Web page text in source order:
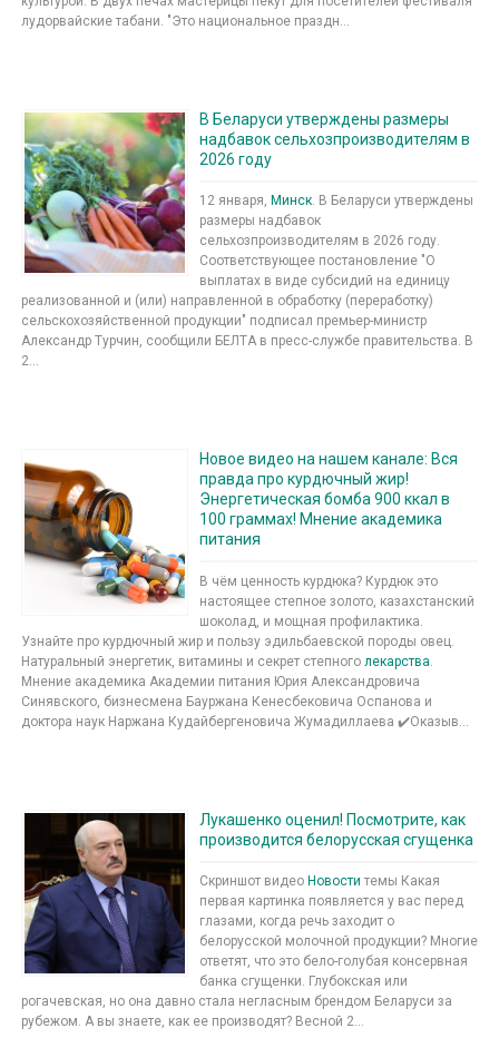
лудорвайские табани. "Это национальное праздн...
В Беларуси утверждены размеры
надбавок сельхозпроизводителям в
2026 году
12 января, Минск. В Беларуси утверждены
размеры надбавок
сельхозпроизводителям в 2026 году.
Соответствующее постановление "О
выплатах в виде субсидий на единицу
реализованной и (или) направленной в обработку (переработку)
сельскохозяйственной продукции" подписал премьер-министр
Александр Турчин, сообщили БЕЛТА в пресс-службе правительства. В
2...
Новое видео на нашем канале: Вся
правда про курдючный жир!
Энергетическая бомба 900 ккал в
100 граммах! Мнение академика
питания
В чём ценность курдюка? Курдюк это
настоящее степное золото, казахстанский
шоколад, и мощная профилактика.
Узнайте про курдючный жир и пользу эдильбаевской породы овец.
Натуральный энергетик, витамины и секрет степного лекарства
Мнение академика Академии питания Юрия Александровича
Синявского, бизнесмена Бауржана Кенесбековича Оспанова и
доктора наук Наржана Кудайбергеновича Жумадиллаева ✔️Оказыв...
Лукашенко оценил! Посмотрите, как
производится белорусская сгущенка
Скриншот видео Новости темы Какая
первая картинка появляется у вас перед
глазами, когда речь заходит о
белорусской молочной продукции? Многие
ответят, что это бело-голубая консервная
банка сгущенки. Глубокская или
рогачевская, но она давно стала негласным брендом Беларуси за
рубежом. А вы знаете, как ее производят? Весной 2...